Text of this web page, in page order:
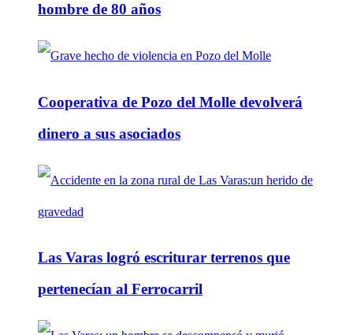
hombre de 80 años
Cooperativa de Pozo del Molle devolverá
dinero a sus asociados
Las Varas logró escriturar terrenos que
pertenecían al Ferrocarril